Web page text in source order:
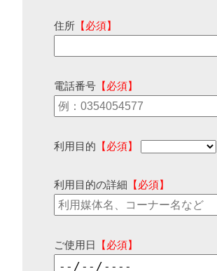
住所 【必須】
電話番号 【必須】
利用目的 【必須】
利用目的の詳細 【必須】
ご使用日 【必須】